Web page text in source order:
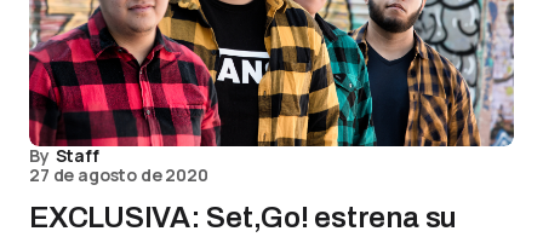
By Staff
27 de agosto de 2020
EXCLUSIVA: Set,Go! estrena su